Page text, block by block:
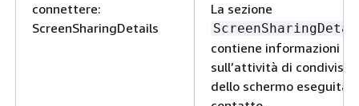
connettere:
ScreenSharingDetails
La sezione
contiene informazioni
sull’attività di
dello schermo eseguita